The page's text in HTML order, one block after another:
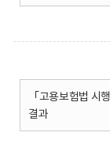
「고용보험법 시
결과